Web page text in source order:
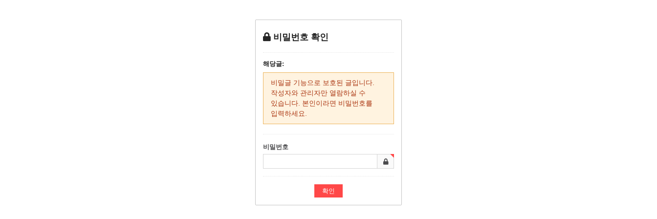
비밀번호 확인
해당글:
비밀글 기능으로 보호된 글입니다.
작성자와 관리자만 열람하실 수
있습니다. 본인이라면 비밀번호를
입력하세요.
비밀번호